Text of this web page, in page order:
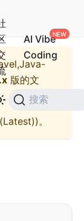
AI Vibe
Coding
搜索
版的文
)。